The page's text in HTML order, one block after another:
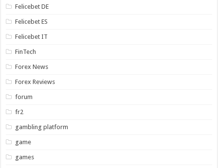
Felicebet DE
Felicebet ES
Felicebet IT
FinTech
Forex News
Forex Reviews
forum
fr2
gambling platform
game
games